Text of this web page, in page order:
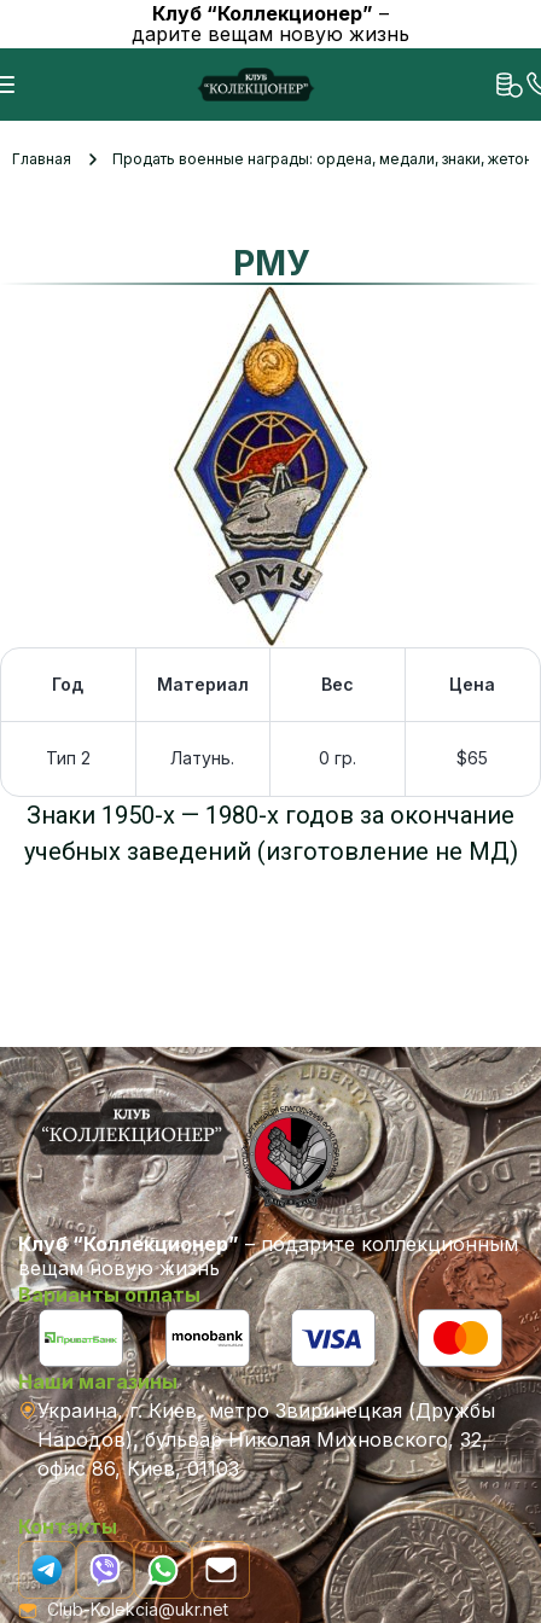
Клуб “Коллекционер” –
дарите вещам новую жизнь
Главная Продать военные награды: ордена, медали, знаки,
РМУ
Год Материал Вес Цена
Тип 2 Латунь. 0 гр. $65
Знаки 1950-х — 1980-х годов за окончание
учебных заведений (изготовление не МД)
Клуб “Коллекционер” – подарите коллекционным
вещам новую жизнь
Варианты оплаты
Наши магазины
Украина, г. Киев, метро Звиринецкая (Дружбы
Народов), бульвар Николая Михновского, 32,
офис 86, Киев, 01103
Контакты
Club-Kolekcia@ukr.net